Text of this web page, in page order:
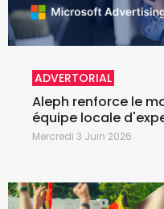
ADVERTORIAL
Aleph renforce le
équipe locale
Mercredi 3 Juin 2026